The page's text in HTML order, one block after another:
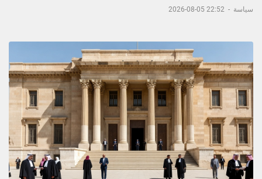
سياسة -
22:52 05-08-2026